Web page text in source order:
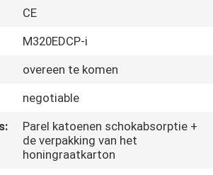
CE
M320EDCP-i
overeen te komen
negotiable
Parel katoenen schokabsorptie +
de verpakking van het
honingraatkarton